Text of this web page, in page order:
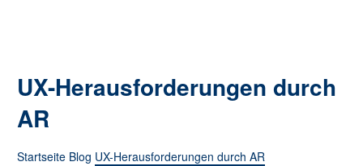
UX-Herausforderungen durch
AR
Startseite Blog UX-Herausforderungen durch AR